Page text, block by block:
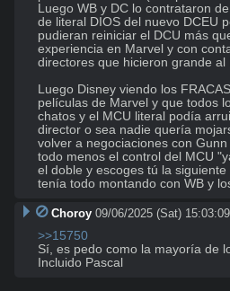
Luego WB y DC lo contrataron
de literal DIOS del nuevo DCEU
pudieran reiniciar el DCU más
experiencia en Marvel y con
directores que hicieron grande al
Luego Disney viendo los
películas de Marvel y que todos
chatos y el MCU literal podía
director o sea nadie quería
volver a negociaciones con
todo menos el control del MCU
el doble y escoges tú la
tenía todo montando con WB y
Choroy 09/06/2025 (Sat) 15:03:09
>>15750
Sí, es pedo como la mayoría de
Incluido Pascal